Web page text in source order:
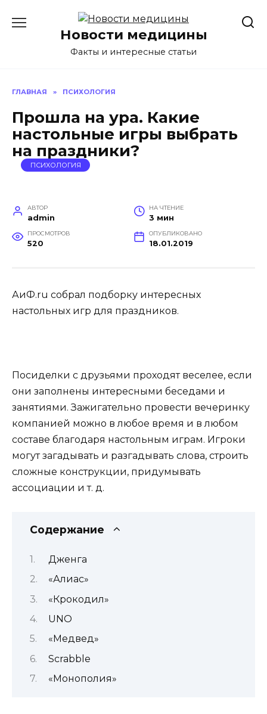
содержаниюНовости медицины
Факты и интересные статьи
ГЛАВНАЯ » ПСИХОЛОГИЯ
Прошла на ура. Какие
настольные игры выбрать
на праздники?
ПСИХОЛОГИЯ
АВТОР
admin
НА ЧТЕНИЕ
3 мин
ПРОСМОТРОВ
520
ОПУБЛИКОВАНО
18.01.2019
АиФ.ru собрал подборку интересных
настольных игр для праздников.
Посиделки с друзьями проходят веселее, если
они заполнены интересными беседами и
занятиями. Зажигательно провести вечеринку
компанией можно в любое время и в любом
составе благодаря настольным играм. Игроки
могут загадывать и разгадывать слова, строить
сложные конструкции, придумывать
ассоциации и т. д.
Содержание
Дженга
«Алиас»
«Крокодил»
UNO
«Медвед»
Scrabble
«Монополия»